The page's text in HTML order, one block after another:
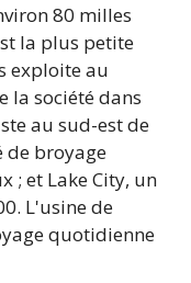
80 milles
la plus petite
exploite au
la société dans
au sud-est de
de broyage
; et Lake City, un
L'usine de
quotidienne